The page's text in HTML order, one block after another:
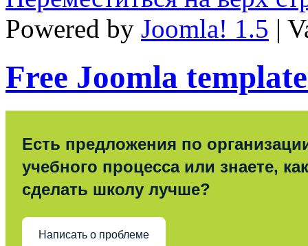
Powered by Joomla! 1.5 |
Free Joomla
Есть предложения по
учебного процесса или знаете, как
сделать школу лучше?
Написать о проблеме